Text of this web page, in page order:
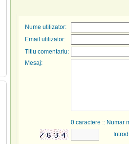
Nume utilizator:
Email utilizator:
Titlu comentariu:
Mesaj:
0caractere :: Numar